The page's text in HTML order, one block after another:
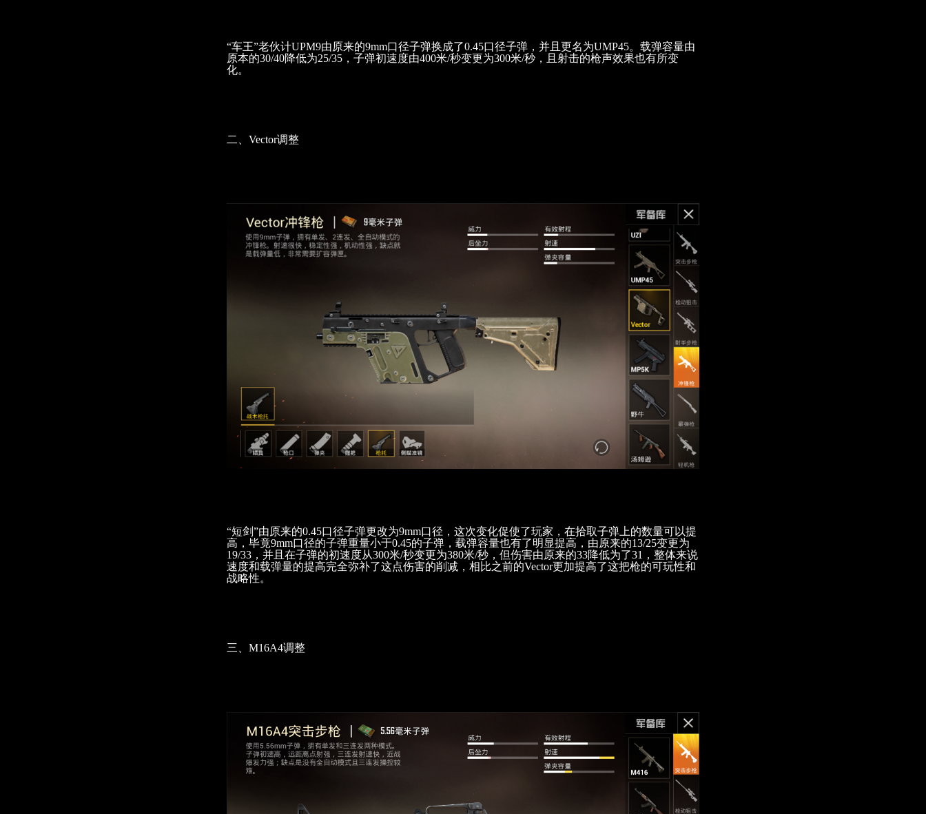
“车王”老伙计UPM9由原来的9mm口径子弹换成了0.45口径子弹，并且更名为UMP45。载弹容量由
原本的30/40降低为25/35，子弹初速度由400米/秒变更为300米/秒，且射击的枪声效果也有所变
化。
二、Vector调整
“短剑”由原来的0.45口径子弹更改为9mm口径，这次变化促使了玩家，在拾取子弹上的数量可以提
高，毕竟9mm口径的子弹重量小于0.45的子弹，载弹容量也有了明显提高，由原来的13/25变更为
19/33，并且在子弹的初速度从300米/秒变更为380米/秒，但伤害由原来的33降低为了31，整体来说
速度和载弹量的提高完全弥补了这点伤害的削减，相比之前的Vector更加提高了这把枪的可玩性和
战略性。
三、M16A4调整